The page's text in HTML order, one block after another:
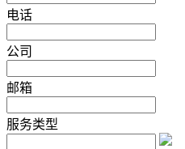
电话
公司
邮箱
服务类型